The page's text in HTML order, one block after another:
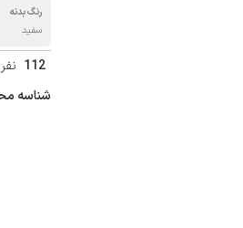
رنگ بدنه
سفید
112
شناسه